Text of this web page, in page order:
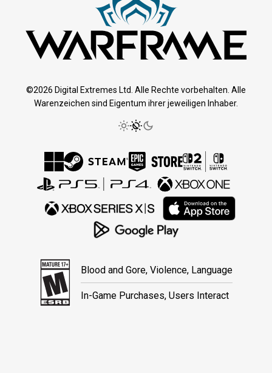
©2026 Digital Extremes Ltd. Alle Rechte vorbehalten. Alle
Warenzeichen sind Eigentum ihrer jeweiligen Inhaber.
Blood and Gore, Violence, Language
In-Game Purchases, Users Interact